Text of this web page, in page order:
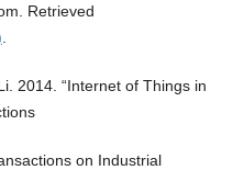
Retrieved
2014. “Internet of Things in
on Industrial